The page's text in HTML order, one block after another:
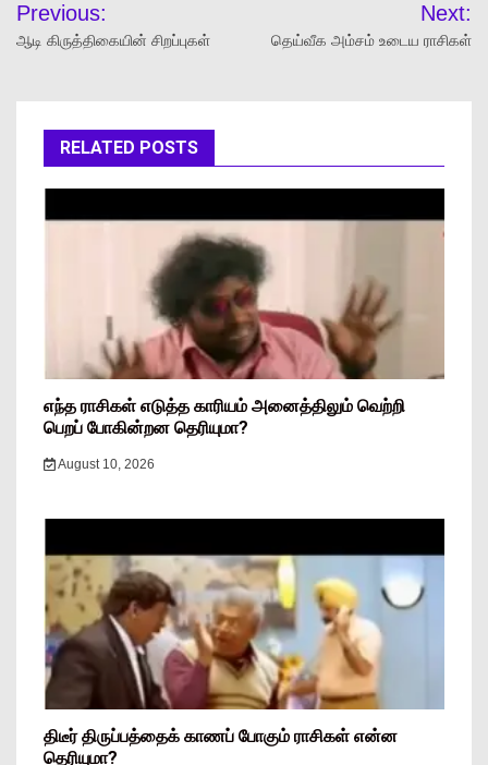
Previous:
ஆடி கிருத்திகையின் சிறப்புகள்
Next:
தெய்வீக அம்சம் உடைய ராசிகள்
RELATED POSTS
எந்த ராசிகள் எடுத்த காரியம் அனைத்திலும் வெற்றி
பெறப் போகின்றன தெரியுமா?
August 10, 2026
திடீர் திருப்பத்தைக் காணப் போகும் ராசிகள் என்ன
தெரியுமா?